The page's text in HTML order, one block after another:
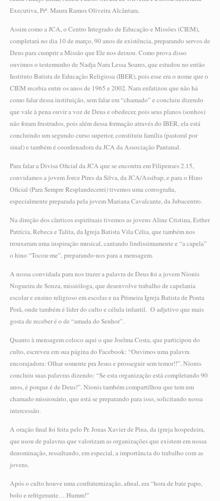
Executiva, Prª. Maura Ramos Oliveira Alcântara.
Assim como a JCA, o Centro Integrado de Educação e Missões (CIEM),
completará no dia 10 de março, 90 anos de existência, preparando servos de
Deus para cumprir a Missão que Ele nos deixou. Como prova disso
ouvimos o testemunho de Nadja Nara Lessa Soares, que estudou no então
Instituto Batista de Educação Religiosa (IBER), pois esse era o nome que o
CIEM recebia entre os anos de 1965 e 2002. Nara enfatizou que não há
como falar dessa instituição, sem falar em “chamado” e concluiu dizendo
que vale à pena ouvir a voz de Deus e obedecer, pois seus planos (sonhos)
não foram frustrados, pois além dessa formação através do IBER, ela está
concluindo um segundo curso superior, constituiu família (pastoral por
sinal) e também é coordenadora da JCA da Associação Pantanal.
Para falar a Divisa Oficial da JCA que se encontra em Filipenses 2.15,
convidamos a jovem Jorce Pires da Silva, da JCA/Assibap, e para o Hino
Oficial (Para Sempre Resplandecerei) tivemos uma coreografia,
especialmente preparada pela jovem Mariana Cavalcante, da Jubacentro.
Na direção dos cânticos espirituais tivemos as jovens Aline Cristina, Esther
Patrícia, Rebeca e Talita, da Igreja Batista Vila Célia, que também nos
trouxeram uma inspiração musical, cantando lindissimamente e “a capela”
o hino “Tocou-me”, preparando-nos para a mensagem.
A nossa convidada para nos trazer a palavra de Deus foi a jovem Nionis
Nogueira de Souza, missióloga, que desenvolve trabalho de capelania
escolar e ensino religioso em escolas e na Primeira Igreja Batista de Ponta
Porã, onde também é líder do culto e célula infantil. O adjetivo que mais
gosta de receber é o de “amada do Senhor”.
Quanto à mensagem coloco aqui o que Joelma Costa, que participou do
culto, escreveu em sua página do Facebook: “Ouvimos uma palavra
encorajadora: Olhar somente pra Jesus e prosseguir sem temor!!”. Nionis
concluiu suas palavras dizendo: “Se esta organização está completando 90
anos, é porque é de Deus!”. Nionis também compartilhou que tem um
chamado missionário, que está se preparando para isso, solicitando nossa
intercessão.
A oração final foi feita pelo Pr. Jonas Xavier de Pina, da igreja hospedeira,
que usou de palavras que valorizam as organizações que existem em nossa
denominação, ressaltando, em especial, a importância do trabalho com as
jovens.
Após o culto houve uma confraternização, afinal, era “hora de bate papo,
bolo e refrigerante… Humm!”